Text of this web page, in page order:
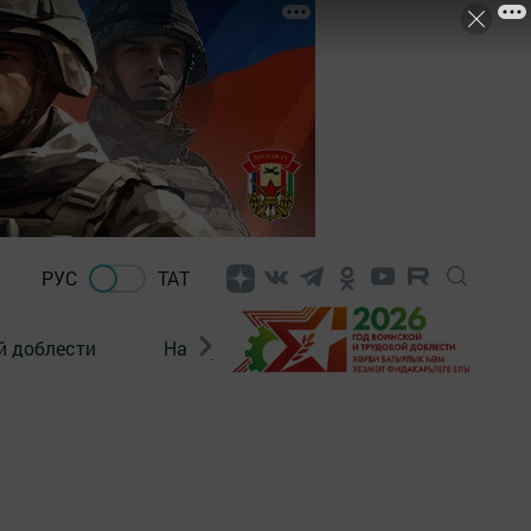
РУС ТАТ
доблести Нацпроекты Поколение будущего